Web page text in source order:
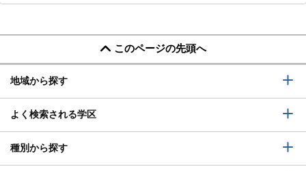
このページの先頭へ
地域から探す
よく検索される学区
種別から探す